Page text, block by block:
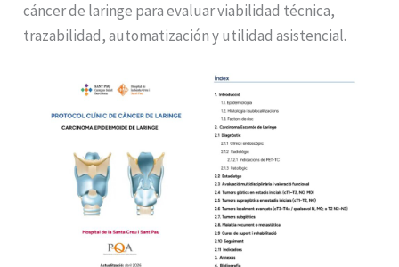
cáncer de laringe para evaluar viabilidad técnica,
trazabilidad, automatización y utilidad asistencial.